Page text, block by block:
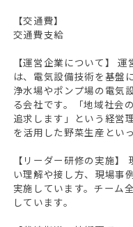
【交通費】
交通費支給
【運営企業について】
は、電気設備技術を基盤
浄水場やポンプ場の電気
る会社です。「地域社会
追求します」という経営
を活用した野菜生産とい
【リーダー研修の実施
い理解や接し方、現場事
実施しています。チーム
しています。